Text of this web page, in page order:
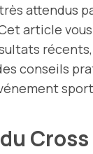
attendus
article
conseils